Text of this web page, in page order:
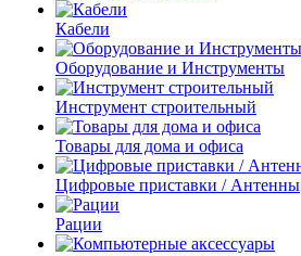
Кабели
Оборудование и Инструменты
Инструмент строительный
Товары для дома и офиса
Цифровые приставки / Антенны
Рации